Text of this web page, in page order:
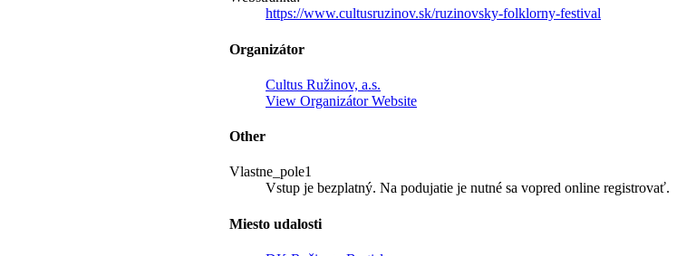
https://www.cultusruzinov.sk/ruzinovsky-folklorny-festival
Organizátor
Cultus Ružinov, a.s.
View Organizátor Website
Other
Vlastne_pole1
Vstup je bezplatný. Na podujatie je nutné sa vopred online registrovať.
Miesto udalosti